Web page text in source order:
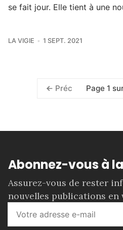
se fait jour. Elle tient à une
LA VIGIE 1 SEPT. 2021
Préc Page 1
Abonnez-vous à
Assurez-vous de rester
nouvelles publications en